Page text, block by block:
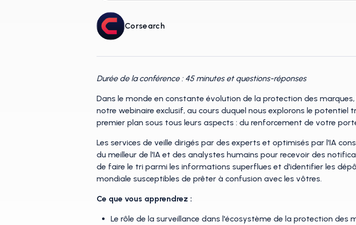
Corsearch
Durée de la conférence : 45 minutes et questions-réponses
Dans le monde en constante évolution de la protection des
notre webinaire exclusif, au cours duquel nous explorons le
premier plan sous tous leurs aspects : du renforcement de votre
Les services de veille dirigés par des experts et optimisés par l'IA
du meilleur de l'IA et des analystes humains pour recevoir des
de faire le tri parmi les informations superflues et d'identifier les
mondiale susceptibles de prêter à confusion avec les vôtres.
Ce que vous apprendrez :
Le rôle de la surveillance dans l'écosystème de la protection des